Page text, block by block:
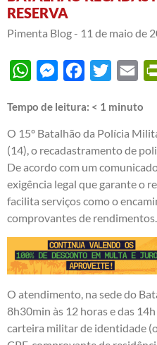
RESERVA
Pimenta Blog - 11 de maio de
WhatsAppMessengerFacebook
Twitter
Tempo de leitura: < 1 minuto
O 15º Batalhão da Polícia
(14), o recadastramento de
De acordo com um
exigência legal que garante o
facilita serviços como o
comprovantes de rendimentos.
O atendimento, na sede do
8h30min às 12 horas e das
carteira militar de identidade